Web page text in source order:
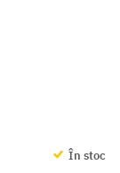
În stoc